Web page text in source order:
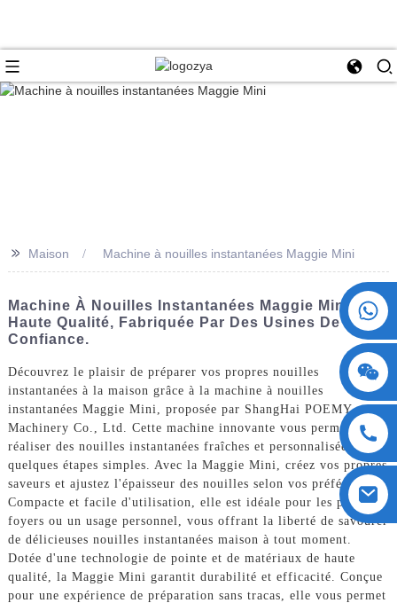
+86 15730993174
>> Maison Machine à nouilles instantanées Maggie Mini
Machine À Nouilles Instantanées Maggie Mini De
Haute Qualité, Fabriquée Par Des Usines De
Confiance.
Découvrez le plaisir de préparer vos propres nouilles
instantanées à la maison grâce à la machine à nouilles
instantanées Maggie Mini, proposée par ShangHai POEMY
Machinery Co., Ltd. Cette machine innovante vous permet de
réaliser des nouilles instantanées fraîches et personnalisées en
quelques étapes simples. Avec la Maggie Mini, créez vos propres
saveurs et ajustez l'épaisseur des nouilles selon vos préférences.
Compacte et facile d'utilisation, elle est idéale pour les petits
foyers ou un usage personnel, vous offrant la liberté de savourer
de délicieuses nouilles instantanées maison à tout moment.
Dotée d'une technologie de pointe et de matériaux de haute
qualité, la Maggie Mini garantit durabilité et efficacité. Conçue
pour une expérience de préparation sans tracas, elle vous permet